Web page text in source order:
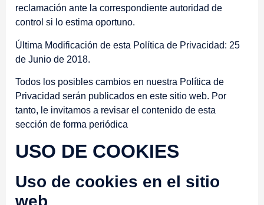
reclamación ante la correspondiente autoridad de
control si lo estima oportuno.
Última Modificación de esta Política de Privacidad: 25
de Junio de 2018.
Todos los posibles cambios en nuestra Política de
Privacidad serán publicados en este sitio web. Por
tanto, le invitamos a revisar el contenido de esta
sección de forma periódica
USO DE COOKIES
Uso de cookies en el sitio
web